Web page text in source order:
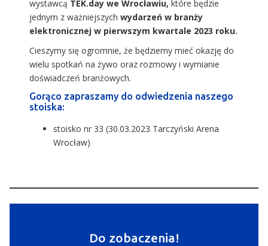
wystawcą TEK.day we Wrocławiu, które będzie
jednym z ważniejszych wydarzeń w branży
elektronicznej w pierwszym kwartale 2023 roku.
Cieszymy się ogromnie, że będziemy mieć okazję do
wielu spotkań na żywo oraz rozmowy i wymianie
doświadczeń branżowych.
Gorąco zapraszamy do odwiedzenia naszego
stoiska:
stoisko nr 33 (30.03.2023 Tarczyński Arena
Wrocław)
Do zobaczenia!